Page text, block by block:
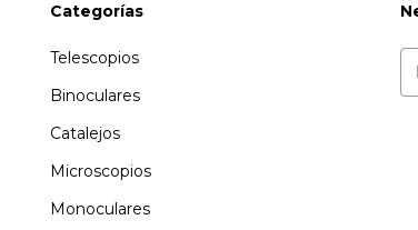
Categorías
Telescopios
Binoculares
Catalejos
Microscopios
Monoculares